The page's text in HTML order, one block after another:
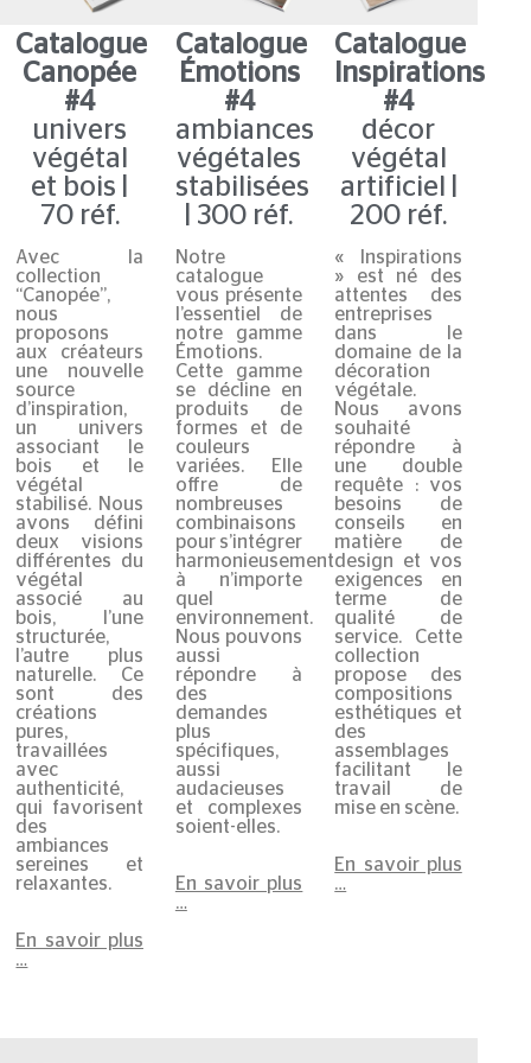
Catalogue
Canopée
#4
univers
végétal
et bois |
70 réf.
Avec la
collection
“Canopée”,
nous
proposons
aux créateurs
une nouvelle
source
d’inspiration,
un univers
associant le
bois et le
végétal
stabilisé. Nous
avons défini
deux visions
différentes du
végétal
associé au
bois, l’une
structurée,
l’autre plus
naturelle. Ce
sont des
créations
pures,
travaillées
avec
authenticité,
qui favorisent
des
ambiances
sereines et
relaxantes.
En savoir plus
…
Catalogue
Émotions
#4
ambiances
végétales
stabilisées
| 300 réf.
Notre
catalogue
vous présente
l’essentiel de
notre gamme
Émotions.
Cette gamme
se décline en
produits de
formes et de
couleurs
variées. Elle
offre de
nombreuses
combinaisons
pour s’intégrer
harmonieusement
à n’importe
quel
environnement.
Nous pouvons
aussi
répondre à
des
demandes
plus
spécifiques,
aussi
audacieuses
et complexes
soient-elles.
En savoir plus
…
Catalogue
Inspirations
#4
décor
végétal
artificiel |
200 réf.
« Inspirations
» est né des
attentes des
entreprises
dans le
domaine de la
décoration
végétale.
Nous avons
souhaité
répondre à
une double
requête : vos
besoins de
conseils en
matière de
design et vos
exigences en
terme de
qualité de
service. Cette
collection
propose des
compositions
esthétiques et
des
assemblages
facilitant le
travail de
mise en scène.
En savoir plus
…